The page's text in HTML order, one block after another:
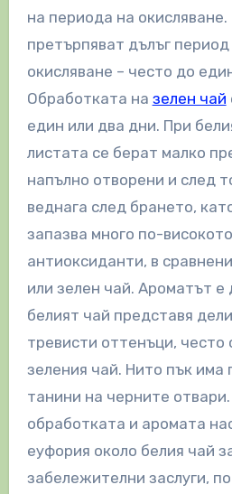
на периода на
претърпяват дълъг
окисляване – често до
Обработката на зелен чай
един или два дни. При
листата се берат малко
напълно отворени и след
веднага след брането,
запазва много по-
антиоксиданти, в
или зелен чай. Ароматът е
белият чай представя
тревисти оттенъци,
зеления чай. Нито пък има
танини на черните
обработката и аромата
еуфория около белия чай
забележителни заслуги,